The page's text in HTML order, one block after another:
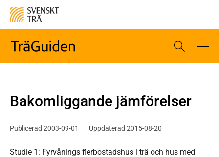
Bakomliggande jämförelser
Publicerad 2003-09-01 Uppdaterad 2015-08-20
Studie 1: Fyrvånings flerbostadshus i trä och hus med